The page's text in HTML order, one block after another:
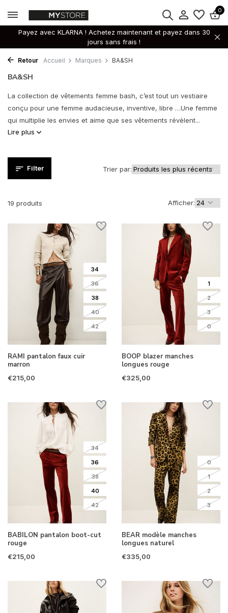
0
Payez avec KLARNA ! Achetez maintenant et payez dans 30
jours sans frais !
Retour Accueil Marques BA&SH
BA&SH
La collection de vêtements femme bash, c’est tout un vestiaire
conçu pour une femme audacieuse, inventive, libre …Une femme
qui multiplie les envies et aime que ses vêtements révèlent...
Lire plus
Filter
19 produits Afficher:
Trier par:
34
36
38
40
42
RAMI pantalon faux cuir
marron
€215,00
1
2
3
0
BOOP blazer manches
longues rouge
€325,00
34
36
38
40
42
BABILON pantalon boot-cut
rouge
€215,00
0
1
2
3
BEAR modèle manches
longues naturel
€335,00